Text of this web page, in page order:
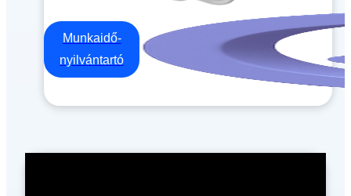
Munkaidő-
nyilvántartó